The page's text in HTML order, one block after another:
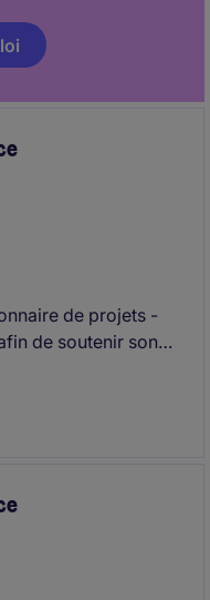
de projets -
de soutenir son
et Toronto. Vous
initiatives touchant